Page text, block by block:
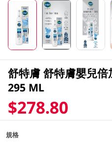
舒特膚 舒特膚嬰兒
295 ML
$278.80
規格